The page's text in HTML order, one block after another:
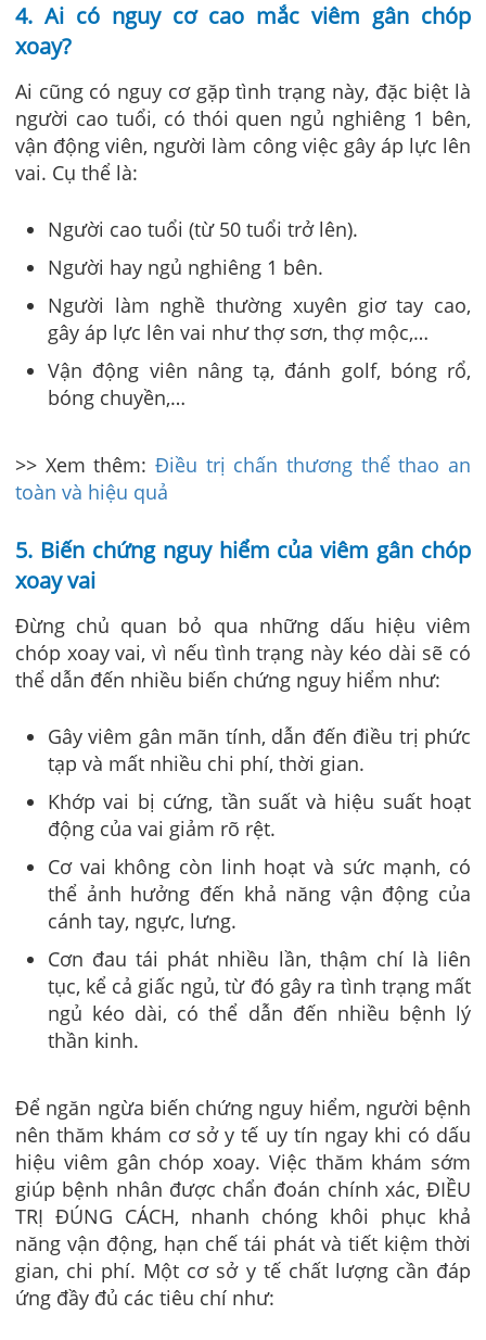
4. Ai có nguy cơ cao mắc viêm gân chóp
xoay?
Ai cũng có nguy cơ gặp tình trạng này, đặc biệt là
người cao tuổi, có thói quen ngủ nghiêng 1 bên,
vận động viên, người làm công việc gây áp lực lên
vai. Cụ thể là:
Người cao tuổi (từ 50 tuổi trở lên).
Người hay ngủ nghiêng 1 bên.
Người làm nghề thường xuyên giơ tay cao,
gây áp lực lên vai như thợ sơn, thợ mộc,…
Vận động viên nâng tạ, đánh golf, bóng rổ,
bóng chuyền,…
>> Xem thêm: Điều trị chấn thương thể thao an
toàn và hiệu quả
5. Biến chứng nguy hiểm của viêm gân chóp
xoay vai
Đừng chủ quan bỏ qua những dấu hiệu viêm
chóp xoay vai, vì nếu tình trạng này kéo dài sẽ có
thể dẫn đến nhiều biến chứng nguy hiểm như:
Gây viêm gân mãn tính, dẫn đến điều trị phức
tạp và mất nhiều chi phí, thời gian.
Khớp vai bị cứng, tần suất và hiệu suất hoạt
động của vai giảm rõ rệt.
Cơ vai không còn linh hoạt và sức mạnh, có
thể ảnh hưởng đến khả năng vận động của
cánh tay, ngực, lưng.
Cơn đau tái phát nhiều lần, thậm chí là liên
tục, kể cả giấc ngủ, từ đó gây ra tình trạng mất
ngủ kéo dài, có thể dẫn đến nhiều bệnh lý
thần kinh.
Để ngăn ngừa biến chứng nguy hiểm, người bệnh
nên thăm khám cơ sở y tế uy tín ngay khi có dấu
hiệu viêm gân chóp xoay. Việc thăm khám sớm
giúp bệnh nhân được chẩn đoán chính xác, ĐIỀU
TRỊ ĐÚNG CÁCH, nhanh chóng khôi phục khả
năng vận động, hạn chế tái phát và tiết kiệm thời
gian, chi phí. Một cơ sở y tế chất lượng cần đáp
ứng đầy đủ các tiêu chí như: